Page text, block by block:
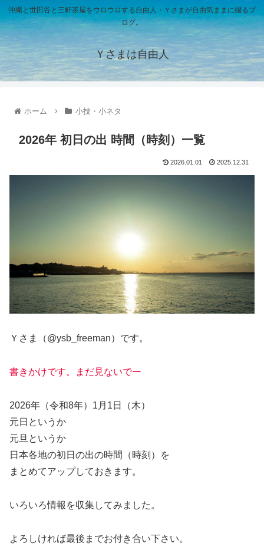
沖縄と世田谷と三軒茶屋をウロウロする自由人・Ｙさまが自由気ままに綴るブ
ログ。
Ｙさまは自由人
ホーム 小技・小ネタ
2026年 初日の出 時間（時刻）一覧
2026.01.01 2025.12.31
Ｙさま（@ysb_freeman）です。
書きかけです。まだ見ないでー
2026年（令和8年）1月1日（木）
元日というか
元旦というか
日本各地の初日の出の時間（時刻）を
まとめてアップしておきます。
いろいろ情報を収集してみました。
よろしければ最後までお付き合い下さい。